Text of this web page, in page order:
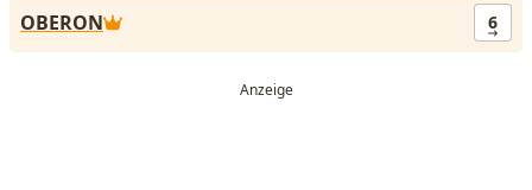
OBERON 6